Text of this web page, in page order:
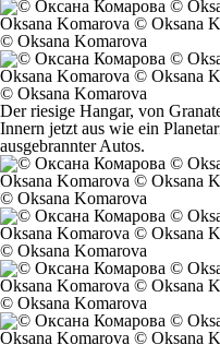
© Oksana Komarova
© Oksana Komarova
Der riesige Hangar, von
Innern jetzt aus wie ein
ausgebrannter Autos.
© Oksana Komarova
© Oksana Komarova
© Oksana Komarova